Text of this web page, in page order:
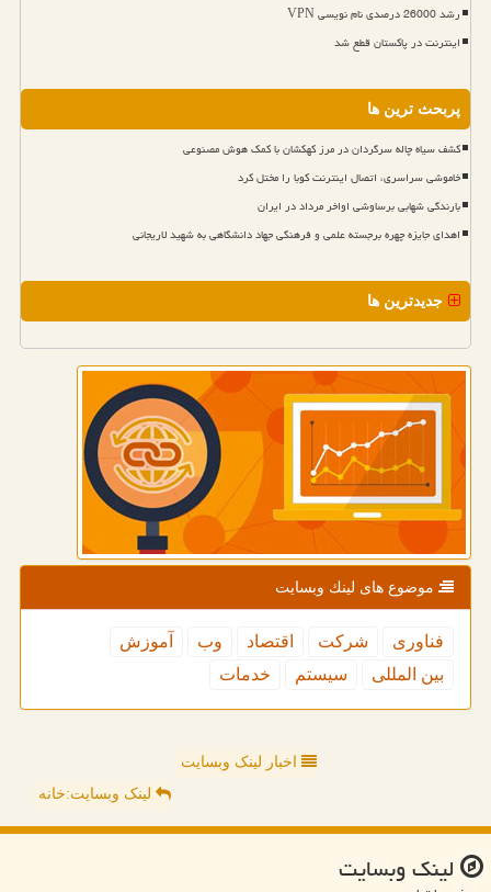
رشد 26000 درصدی نام نویسی VPN
اینترنت در پاکستان قطع شد
پربحث ترین ها
کشف سیاه چاله سرگردان در مرز کهکشان با کمک هوش مصنوعی
خاموشی سراسری، اتصال اینترنت کوبا را مختل کرد
بارندگی شهابی برساوشی اواخر مرداد در ایران
اهدای جایزه چهره برجسته علمی و فرهنگی جهاد دانشگاهی به شهید لاریجانی
جدیدترین ها
موضوع های لینك وبسایت
فناوری شركت اقتصاد وب
آموزش
بین المللی
سیستم خدمات
اخبار لینک وبسایت
لینک وبسایت:خانه
لینك وبسایت